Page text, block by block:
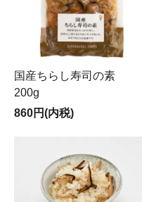
国産ちらし寿司の素
200g
860円(内税)